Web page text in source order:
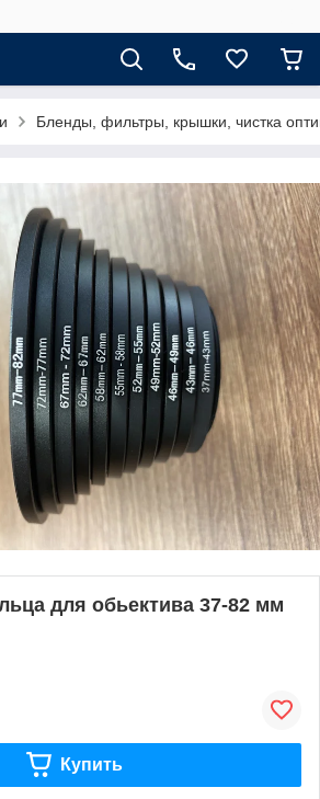
Бленды, фильтры, крышки, чистка
для обьектива 37-82 мм
Купить